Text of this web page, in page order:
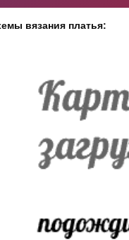
вязания платья: